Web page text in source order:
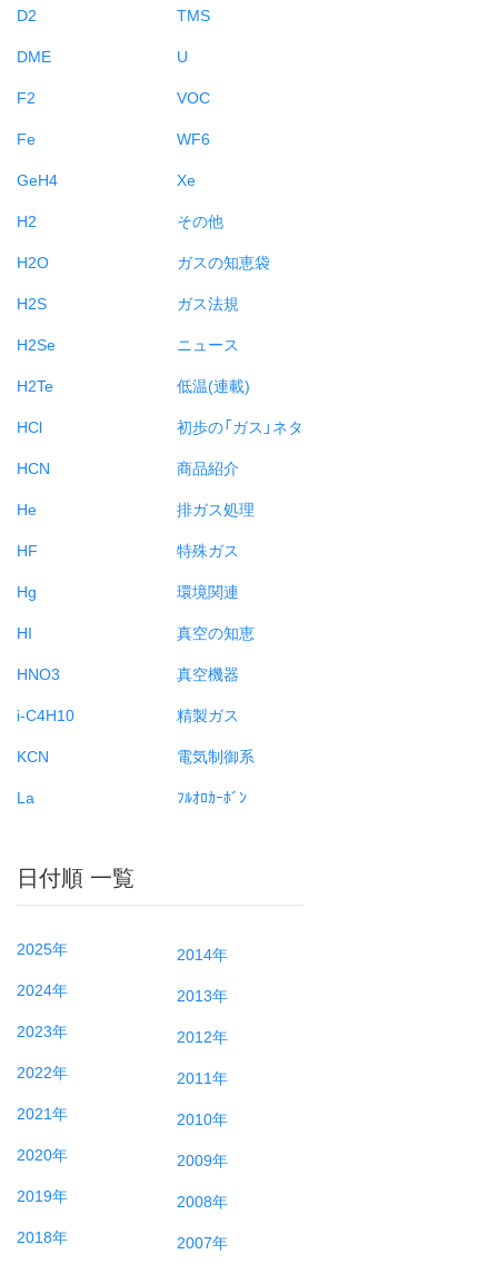
D2
DME
F2
Fe
GeH4
H2
H2O
H2S
H2Se
H2Te
HCl
HCN
He
HF
Hg
HI
HNO3
i-C4H10
KCN
La
TMS
U
VOC
WF6
Xe
その他
ガスの知恵袋
ガス法規
ニュース
低温(連載)
初歩の「ガス」ネタ
商品紹介
排ガス処理
特殊ガス
環境関連
真空の知恵
真空機器
精製ガス
電気制御系
ﾌﾙｵﾛｶｰﾎﾞﾝ
日付順 一覧
2025年
2024年
2023年
2022年
2021年
2020年
2019年
2018年
2014年
2013年
2012年
2011年
2010年
2009年
2008年
2007年